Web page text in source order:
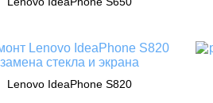
Lenovo IdeaPhone S820